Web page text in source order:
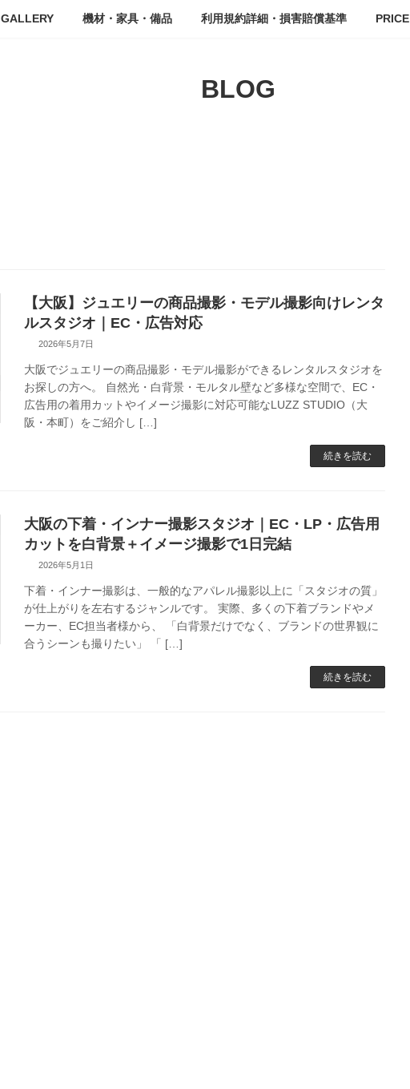
GALLERY 機材・家具・備品 利用規約詳細・損害賠償基準 PRICE
BLOG
【大阪】ジュエリーの商品撮影・モデル撮影向けレンタ
ルスタジオ｜EC・広告対応
2026年5月7日
大阪でジュエリーの商品撮影・モデル撮影ができるレンタルスタジオを
お探しの方へ。 自然光・白背景・モルタル壁など多様な空間で、EC・
広告用の着用カットやイメージ撮影に対応可能なLUZZ STUDIO（大
阪・本町）をご紹介し […]
続きを読む
大阪の下着・インナー撮影スタジオ｜EC・LP・広告用
カットを白背景＋イメージ撮影で1日完結
2026年5月1日
下着・インナー撮影は、一般的なアパレル撮影以上に「スタジオの質」
が仕上がりを左右するジャンルです。 実際、多くの下着ブランドやメ
ーカー、EC担当者様から、 「白背景だけでなく、ブランドの世界観に
合うシーンも撮りたい」 「 […]
続きを読む